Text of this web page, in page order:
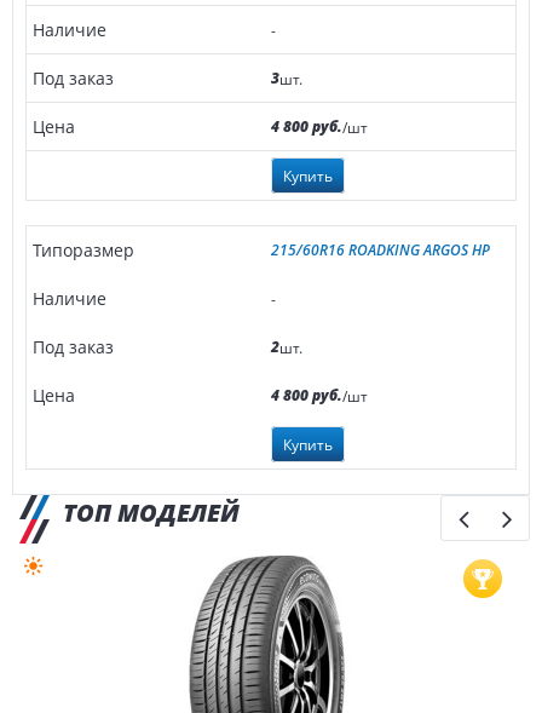
-
3шт.
4 800 руб./шт
Купить
215/60R16 ROADKING ARGOS HP
-
2шт.
4 800 руб./шт
Купить
ТОП МОДЕЛЕЙ